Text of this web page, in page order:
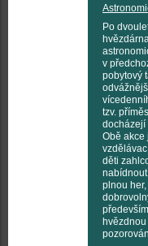
Po
v
pobytový
tzv.
docházejí
Obě akce
děti
plnou